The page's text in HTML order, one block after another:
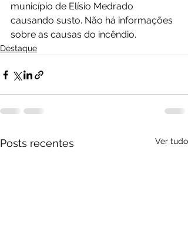
município de Elísio Medrado
causando susto. Não há informações
sobre as causas do incêndio.
Destaque
Posts recentes Ver tudo